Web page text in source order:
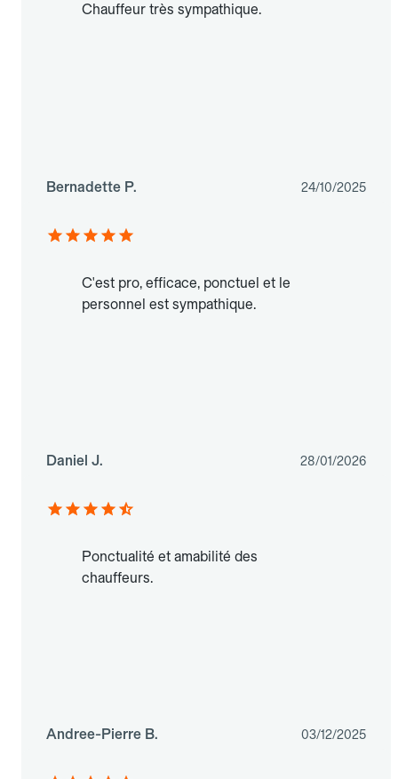
Chauffeur très sympathique.
Bernadette P. 24/10/2025
C'est pro, efficace, ponctuel et le
personnel est sympathique.
Daniel J. 28/01/2026
Ponctualité et amabilité des
chauffeurs.
Andree-Pierre B. 03/12/2025